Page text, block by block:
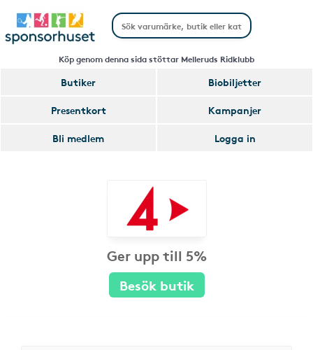
Köp genom denna sida stöttar Melleruds Ridklubb
Butiker
Biobiljetter
Presentkort
Kampanjer
Bli medlem
Logga in
Ger upp till 5%
Besök butik